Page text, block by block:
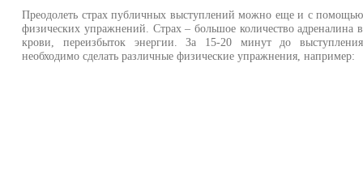
Преодолеть страх публичных выступлений можно еще и с помощью
физических упражнений. Страх – большое количество адреналина в
крови, переизбыток энергии. За 15-20 минут до выступления
необходимо сделать различные физические упражнения, например: